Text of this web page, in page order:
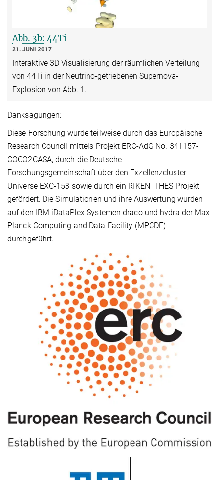
Abb. 3b: 44Ti
21. JUNI 2017
Interaktive 3D Visualisierung der räumlichen Verteilung
von 44Ti in der Neutrino-getriebenen Supernova-
Explosion von Abb. 1.
Danksagungen:
Diese Forschung wurde teilweise durch das Europäische
Research Council mittels Projekt ERC-AdG No. 341157-
COCO2CASA, durch die Deutsche
Forschungsgemeinschaft über den Exzellenzcluster
Universe EXC-153 sowie durch ein RIKEN iTHES Projekt
gefördert. Die Simulationen und ihre Auswertung wurden
auf den IBM iDataPlex Systemen draco und hydra der Max
Planck Computing and Data Facility (MPCDF)
durchgeführt.